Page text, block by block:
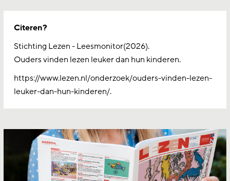
Citeren?
Stichting Lezen - Leesmonitor(2026).
Ouders vinden lezen leuker dan hun kinderen.
https://www.lezen.nl/onderzoek/ouders-vinden-lezen-
leuker-dan-hun-kinderen/.